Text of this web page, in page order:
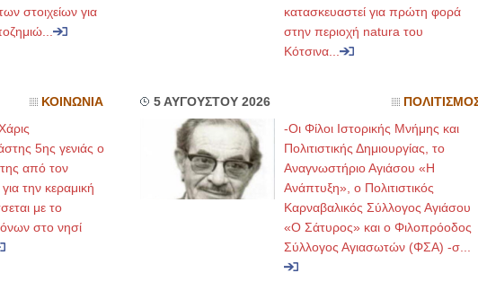
στοιχείων για
κατασκευαστεί για πρώτη φορά
στην περιοχή natura του
Κότσινα...
ΚΟΙΝΩΝΙΑ
5ης γενιάς ο
από τον
την κεραμική
με το
στο νησί
5 ΑΥΓΟΥΣΤΟΥ 2026
-Οι Φίλοι Ιστορικής Μνήμης και
Πολιτιστικής Δημιουργίας, το
Αναγνωστήριο Αγιάσου «Η
Ανάπτυξη», ο Πολιτιστικός
Καρναβαλικός Σύλλογος Αγιάσου
«Ο Σάτυρος» και ο Φιλοπρόοδος
Σύλλογος Αγιασωτών (ΦΣΑ) -σ...
Χειρουργός Ωτορινολαρυγγολόγος
Έλενα Μπούμπα
Πάρνηθας 95-97 Αχαρναί
email- elenboumpa@gmail.com